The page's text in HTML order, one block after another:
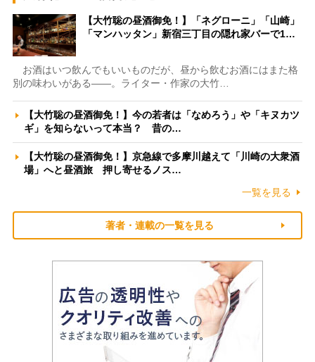
【大竹聡の昼酒御免！】「ネグローニ」「山崎」
「マンハッタン」新宿三丁目の隠れ家バーで1…
お酒はいつ飲んでもいいものだが、昼から飲むお酒にはまた格
別の味わいがある――。ライター・作家の大竹…
【大竹聡の昼酒御免！】今の若者は「なめろう」や「キヌカツ
ギ」を知らないって本当？ 昔の…
【大竹聡の昼酒御免！】京急線で多摩川越えて「川崎の大衆酒
場」へと昼酒旅 押し寄せるノス…
一覧を見る
著者・連載の一覧を見る